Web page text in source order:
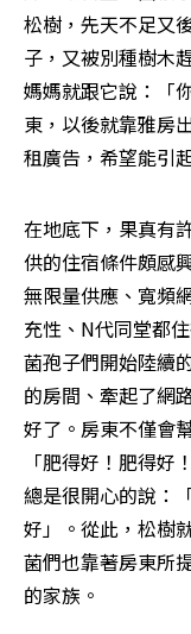
松樹，先天不足又
子，又被別種樹木
媽媽就跟它說：「
東，以後就靠雅房
租廣告，希望能引
在地底下，果真有
供的住宿條件頗感
無限量供應、寬頻
充性、N代同堂都
菌孢子們開始陸續
的房間、牽起了網
好了。房東不僅會
「肥得好！肥得
總是很開心的說：
好」。從此，松樹
菌們也靠著房東所
的家族。